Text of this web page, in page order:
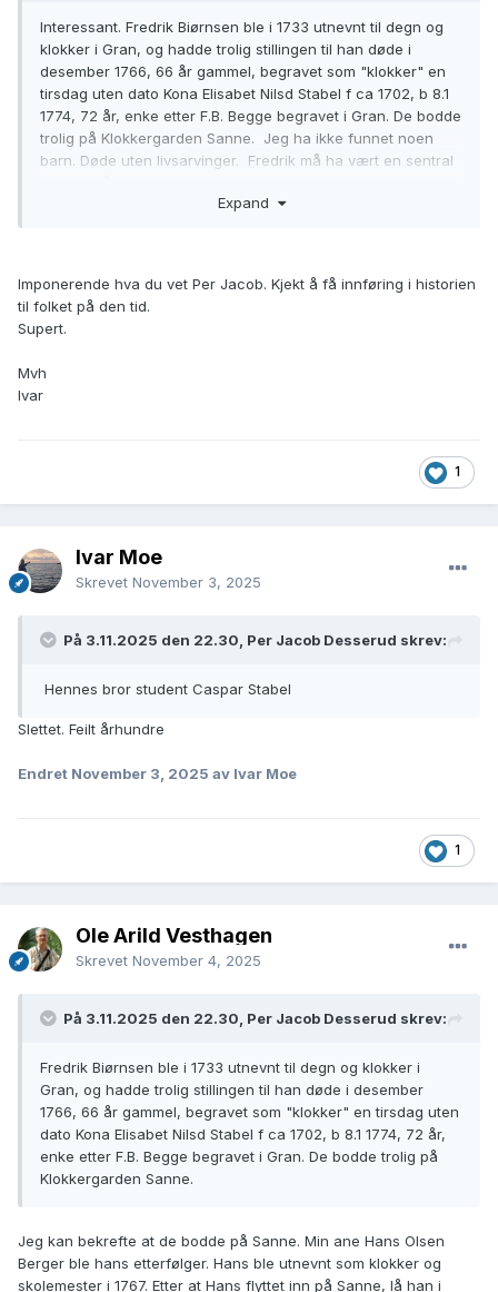
Interessant. Fredrik Biørnsen ble i 1733 utnevnt til degn og
klokker i Gran, og hadde trolig stillingen til han døde i
desember 1766, 66 år gammel, begravet som "klokker" en
tirsdag uten dato Kona Elisabet Nilsd Stabel f ca 1702, b 8.1
1774, 72 år, enke etter F.B. Begge begravet i Gran. De bodde
trolig på Klokkergarden Sanne. Jeg ha ikke funnet noen
barn. Døde uten livsarvinger. Fredrik må ha vært en sentral
til opplæring i lesing og kanskje skriving osv, katekisme og
Caspar Stabel og bror Anders Stabel begge døde, men den
siste i København uten at man vet med eller uten
livsarvinger. Friederich Biørnsen skal ha en bror ved navn
Slesvig, nanvlig Mette og Dorothea begge gift Brun.
Expand
Imponerende hva du vet Per Jacob. Kjekt å få innføring i historien
til folket på den tid.
Supert.
Mvh
Ivar
1
Ivar Moe
Skrevet November 3, 2025
På 3.11.2025 den 22.30, Per Jacob Desserud skrev:
Hennes bror student Caspar Stabel
Slettet. Feilt århundre
Endret November 3, 2025 av Ivar Moe
1
Ole Arild Vesthagen
Skrevet November 4, 2025
På 3.11.2025 den 22.30, Per Jacob Desserud skrev:
Fredrik Biørnsen ble i 1733 utnevnt til degn og klokker i
Gran, og hadde trolig stillingen til han døde i desember
1766, 66 år gammel, begravet som "klokker" en tirsdag uten
dato Kona Elisabet Nilsd Stabel f ca 1702, b 8.1 1774, 72 år,
enke etter F.B. Begge begravet i Gran. De bodde trolig på
Klokkergarden Sanne.
Jeg kan bekrefte at de bodde på Sanne. Min ane Hans Olsen
Berger ble hans etterfølger. Hans ble utnevnt som klokker og
skolemester i 1767. Etter at Hans flyttet inn på Sanne, lå han i